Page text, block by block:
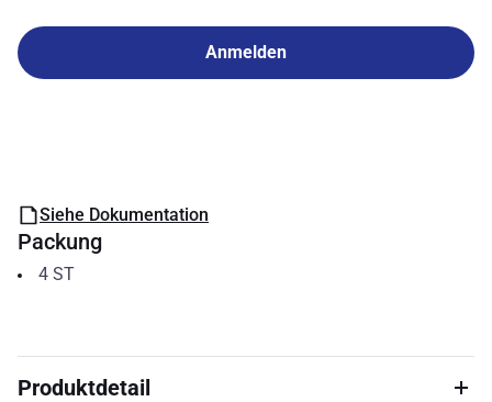
Anmelden
Siehe Dokumentation
Packung
4 ST
Produktdetail